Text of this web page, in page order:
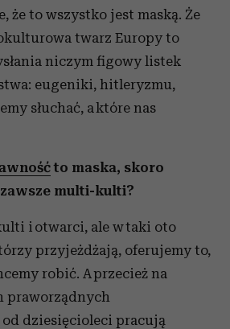
że to wszystko jest maską. Że
twarz Europy to
niczym figowy listek
eugeniki, hitleryzmu,
słuchać, a które nas
to maska, skoro
multi-kulti?
i otwarci, ale w taki oto
przyjeżdżają, oferujemy to,
robić. A przecież na
praworządnych
od dziesięcioleci pracują